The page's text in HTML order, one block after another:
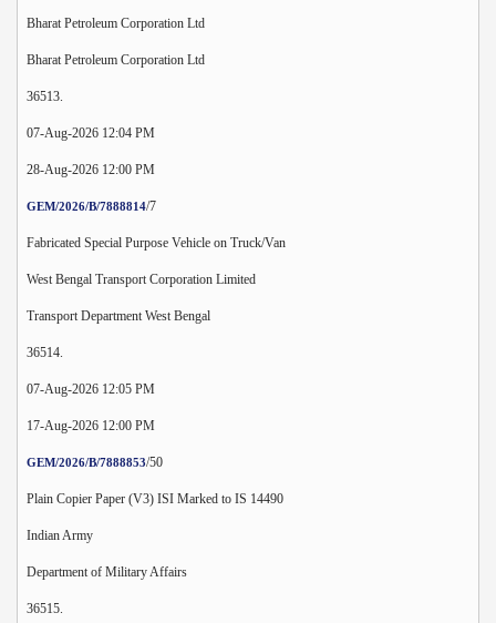
Bharat Petroleum Corporation Ltd
Bharat Petroleum Corporation Ltd
36513.
07-Aug-2026 12:04 PM
28-Aug-2026 12:00 PM
GEM/2026/B/7888814/7
Fabricated Special Purpose Vehicle on Truck/Van
West Bengal Transport Corporation Limited
Transport Department West Bengal
36514.
07-Aug-2026 12:05 PM
17-Aug-2026 12:00 PM
GEM/2026/B/7888853/50
Plain Copier Paper (V3) ISI Marked to IS 14490
Indian Army
Department of Military Affairs
36515.